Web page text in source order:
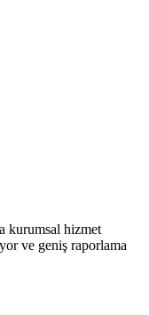
kurumsal hizmet
ve geniş raporlama